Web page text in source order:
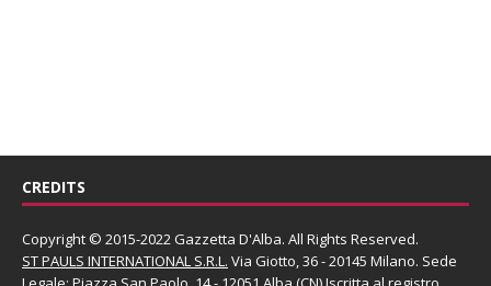
CREDITS
Copyright © 2015-2022 Gazzetta D'Alba. All Rights Reserved.
ST PAULS INTERNATIONAL S.R.L. Via Giotto, 36 - 20145 Milano. Sede